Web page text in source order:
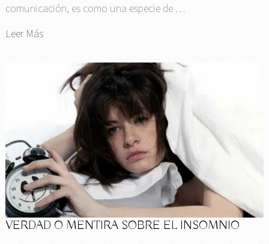
comunicación, es como una especie de …
Leer Más
VERDAD O MENTIRA SOBRE EL INSOMNIO